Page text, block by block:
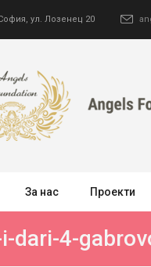
, ул. Лозенец 20
За нас Проекти
dari-4-